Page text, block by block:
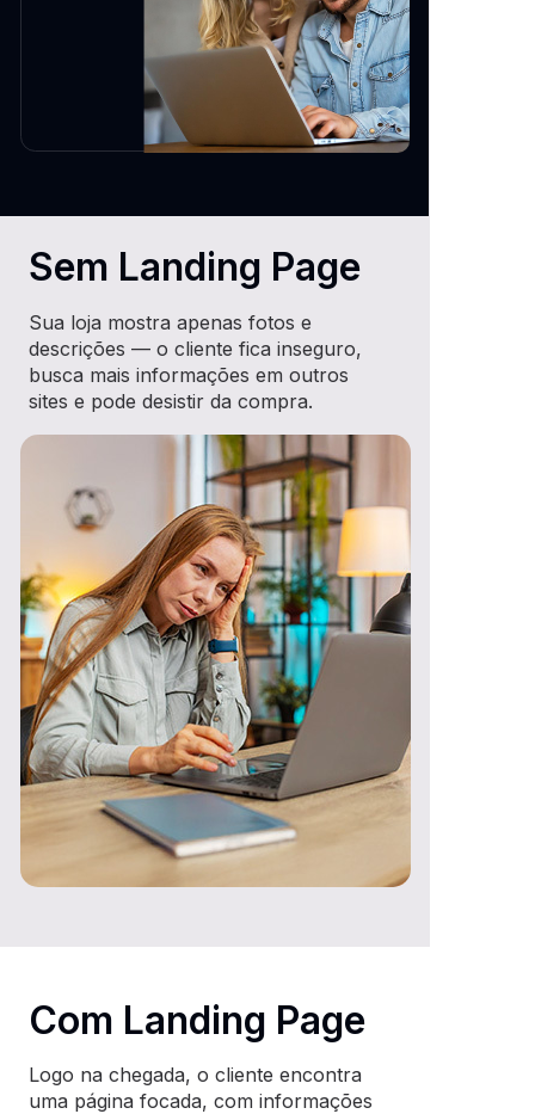
Sem Landing Page
Sua loja mostra apenas fotos e
descrições — o cliente fica inseguro,
busca mais informações em outros
sites e pode desistir da compra.
Com Landing Page
Logo na chegada, o cliente encontra
uma página focada, com informações